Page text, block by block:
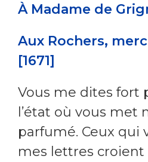
À Madame de
Aux Rochers,
[1671]
Vous me dites fort
l’état où vous met
parfumé. Ceux qui
mes lettres croient